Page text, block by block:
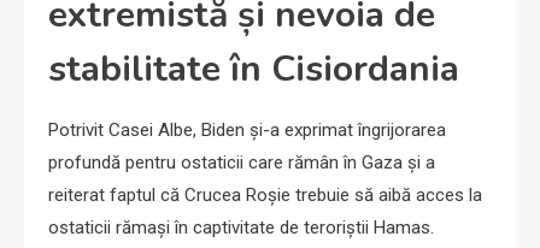
extremistă și nevoia de
stabilitate în Cisiordania
Potrivit Casei Albe, Biden și-a exprimat îngrijorarea
profundă pentru ostaticii care rămân în Gaza și a
reiterat faptul că Crucea Roșie trebuie să aibă acces la
ostaticii rămași în captivitate de teroriștii Hamas.